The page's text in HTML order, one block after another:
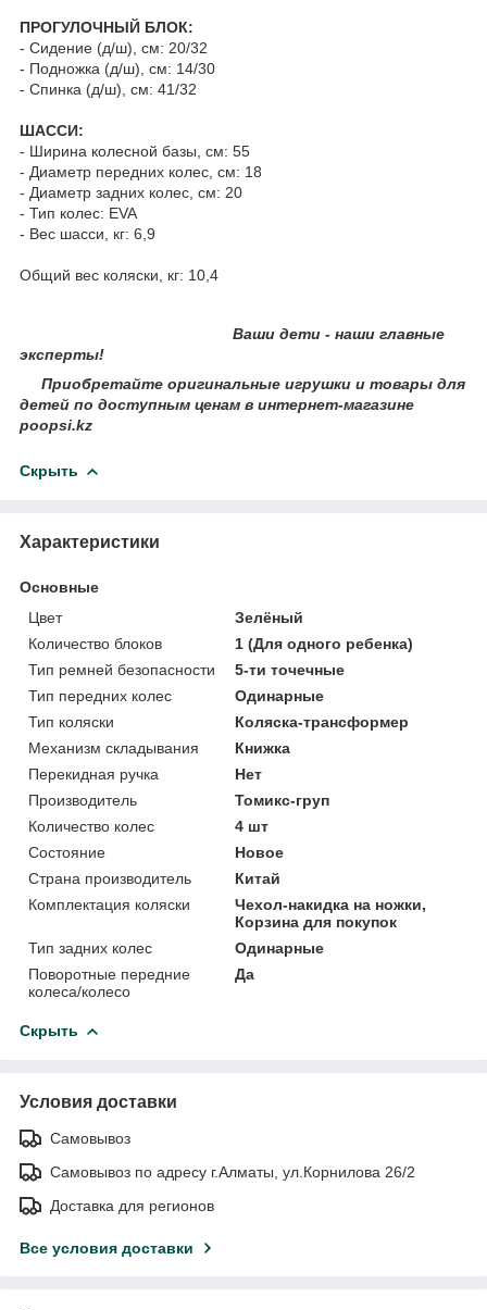
ПРОГУЛОЧНЫЙ БЛОК:
- Сидение (д/ш), см: 20/32
- Подножка (д/ш), см: 14/30
- Спинка (д/ш), см: 41/32
ШАССИ:
- Ширина колесной базы, см: 55
- Диаметр передних колес, см: 18
- Диаметр задних колес, см: 20
- Тип колес: EVA
- Вес шасси, кг: 6,9
Общий вес коляски, кг: 10,4
Ваши дети - наши главные
эксперты!
Приобретайте оригинальные игрушки и товары для
детей по доступным ценам в интернет-магазине
poopsi.kz
Скрыть
Характеристики
Основные
Цвет
Зелёный
Количество блоков
1 (Для одного ребенка)
Тип ремней безопасности
5-ти точечные
Тип передних колес
Одинарные
Тип коляски
Коляска-трансформер
Механизм складывания
Книжка
Перекидная ручка
Нет
Производитель
Томикс-груп
Количество колес
4 шт
Состояние
Новое
Страна производитель
Китай
Комплектация коляски
Чехол-накидка на ножки,
Корзина для покупок
Тип задних колес
Одинарные
Поворотные передние
колеса/колесо
Да
Скрыть
Условия доставки
Самовывоз
Самовывоз по адресу г.Алматы, ул.Корнилова 26/2
Доставка для регионов
Все условия доставки